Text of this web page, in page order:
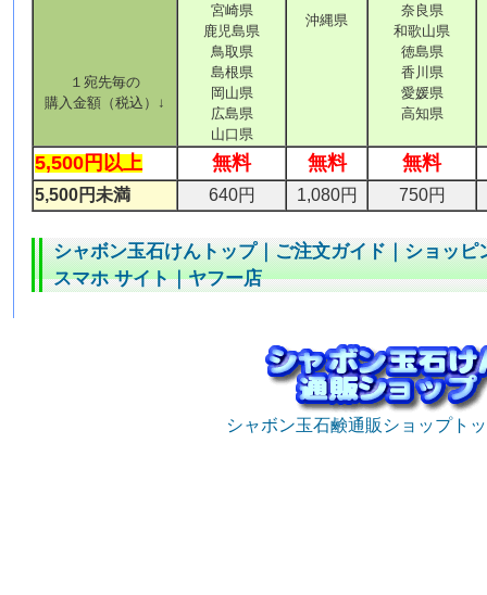
１宛先毎の
購入金額（税込）↓
宮崎県
鹿児島県
鳥取県
島根県
岡山県
広島県
山口県
沖縄県
奈良県
和歌山県
徳島県
香川県
愛媛県
高知県
5,500円以上 無料 無料 無料
5,500円未満 640円 1,080円 750円
シャボン玉石けんトップ｜ご注文ガイド｜ショッピ
スマホ サイト｜ヤフー店
シャボン玉石鹸通販ショップト